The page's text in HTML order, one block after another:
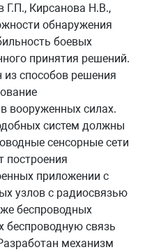
Г.П., Кирсанова Н.В.,
обнаружения
боевых
принятия решений.
способов решения
вооруженных силах.
систем должны
сенсорные сети
построения
приложении с
узлов с радиосвязью
беспроводных
связь
механизм